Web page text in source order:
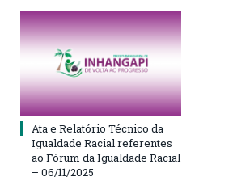
Ata e Relatório Técnico da
Igualdade Racial referentes
ao Fórum da Igualdade Racial
– 06/11/2025